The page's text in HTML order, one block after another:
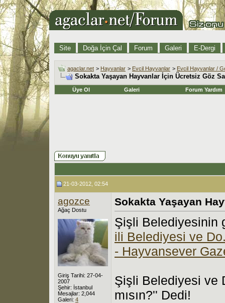
Site Doğa İçin Çal Forum Galeri E-Dergi
agaclar.net > Hayvanlar > Evcil Hayvanlar > Evcil Hayvanlar /
Sokakta Yaşayan Hayvanlar İçin Ücretsiz Göz
Üye Ol Galeri Forum Yardım
21-03-2012, 02:54
agozce
Ağaç Dostu
Giriş Tarihi: 27-04-
2007
Şehir: İstanbul
Mesajlar: 2,044
Galeri: 4
Sokakta Yaşayan
Şişli Belediyesinin
ili Belediyesi ve
- Hayvansever
Şişli Belediyesi ve
mısın?'' Dedi!